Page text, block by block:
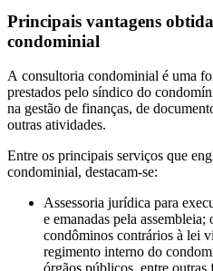
Principais vantagens
condominial
A consultoria condominial é uma
prestados pelo síndico do
na gestão de finanças, de
outras atividades.
Entre os principais serviços que
condominial, destacam-se:
Assessoria jurídica para
e emanadas pela
condôminos contrários à lei
regimento interno do